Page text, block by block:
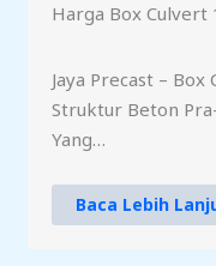
Harga Box Culvert
Jaya Precast – Box
Struktur Beton
Yang…
Baca Lebih